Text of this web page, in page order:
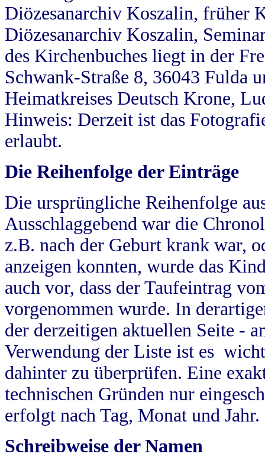
Diözesanarchiv Koszalin, früher
Diözesanarchiv Koszalin,
des Kirchenbuches liegt in der
Schwank-Straße 8, 36043 Fulda
Heimatkreises Deutsch Krone,
Hinweis: Derzeit ist das
erlaubt.
Die Reihenfolge der Einträge
Die ursprüngliche Reihenfolge
Ausschlaggebend war die
z.B. nach der Geburt krank war,
anzeigen konnten, wurde das
auch vor, dass der Taufeintrag
vorgenommen wurde. In
der derzeitigen aktuellen Seite -
Verwendung der Liste ist es
dahinter zu überprüfen. Eine
technischen Gründen nur
erfolgt nach Tag, Monat und Jahr.
Schreibweise der Namen